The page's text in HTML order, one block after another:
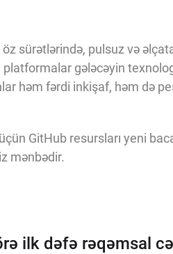
sürətlərində, pulsuz və
gələcəyin
həm fərdi inkişaf, həm də
GitHub resursları yeni
mənbədir.
ilk dəfə rəqəmsal